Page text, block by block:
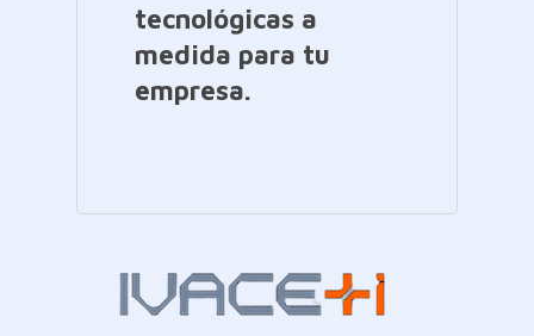
tecnológicas a
medida para tu
empresa.